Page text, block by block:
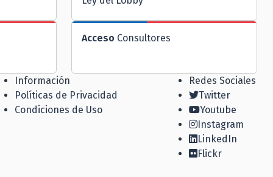
Acceso Consultores
Información
Políticas de Privacidad
Condiciones de Uso
Redes Sociales
Twitter
Youtube
Instagram
LinkedIn
Flickr